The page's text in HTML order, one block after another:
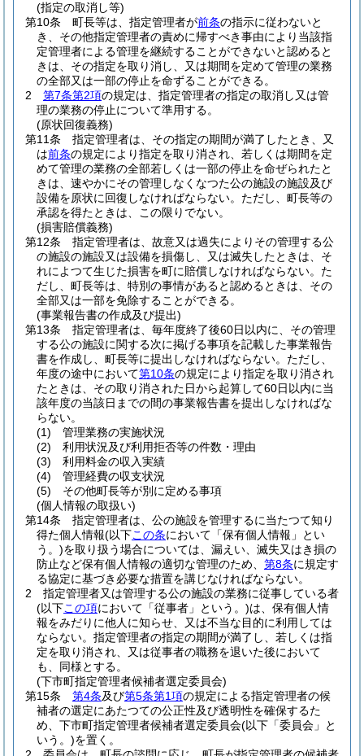
(指定の取消し等)
第10条
町長等は、指定管理者が前条の指示に従わないと
き、その他指定管理者の責めに帰すべき事由により当該指
定管理者による管理を継続することができないと認めると
きは、その指定を取り消し、又は期間を定めて管理の業務
の全部又は一部の停止を命ずることができる。
2
第7条第2項の規定は、指定管理者の指定の取消し又は管
理の業務の停止について準用する。
(原状回復義務)
第11条
指定管理者は、その指定の期間が満了したとき、又
は前条の規定により指定を取り消され、若しくは期間を定
めて管理の業務の全部若しくは一部の停止を命ぜられたと
きは、速やかにその管理しなくなつた公の施設の施設及び
設備を原状に回復しなければならない。 ただし、町長等の
承認を得たときは、この限りでない。
(損害賠償義務)
第12条
指定管理者は、故意又は過失によりその管理する公
の施設の施設又は設備を損傷し、又は滅失したときは、そ
れによつて生じた損害を町に賠償しなければならない。 た
だし、町長等は、特別の事情があると認めるときは、その
全部又は一部を免除することができる。
(事業報告書の作成及び提出)
第13条
指定管理者は、毎年度終了後60日以内に、その管理
する公の施設に関する次に掲げる事項を記載した事業報告
書を作成し、町長等に提出しなければならない。 ただし、
年度の途中において第10条の規定により指定を取り消され
たときは、その取り消された日から起算して60日以内に当
該年度の当該日までの間の事業報告書を提出しなければな
らない。
(1)
管理業務の実施状況
(2)
利用状況及び利用拒否等の件数・理由
(3)
利用料金の収入実績
(4)
管理経費の収支状況
(5)
その他町長等が別に定める事項
(個人情報の取扱い)
第14条
指定管理者は、公の施設を管理するに当たつて知り
得た個人情報(以下この条において「保有個人情報」とい
う。)を取り扱う場合については、漏えい、滅失又はき損の
防止など保有個人情報の適切な管理のため、 第8条に規定す
る協定に基づき必要な措置を講じなければならない。
2
指定管理者又は管理する公の施設の業務に従事している者
(以下この項において「従事者」という。)は、保有個人情
報をみだりに他人に知らせ、又は不当な目的に利用しては
ならない。 指定管理者の指定の期間が満了し、若しくは指
定を取り消され、又は従事者の職務を退いた後において
も、同様とする。
(下市町指定管理者候補者選定委員会)
第15条
第4条及び第5条第1項の規定による指定管理者の候
補者の選定にあたつての公正性及び透明性を確保するた
め、下市町指定管理者候補者選定委員会(以下「委員会」と
いう。)を置く。